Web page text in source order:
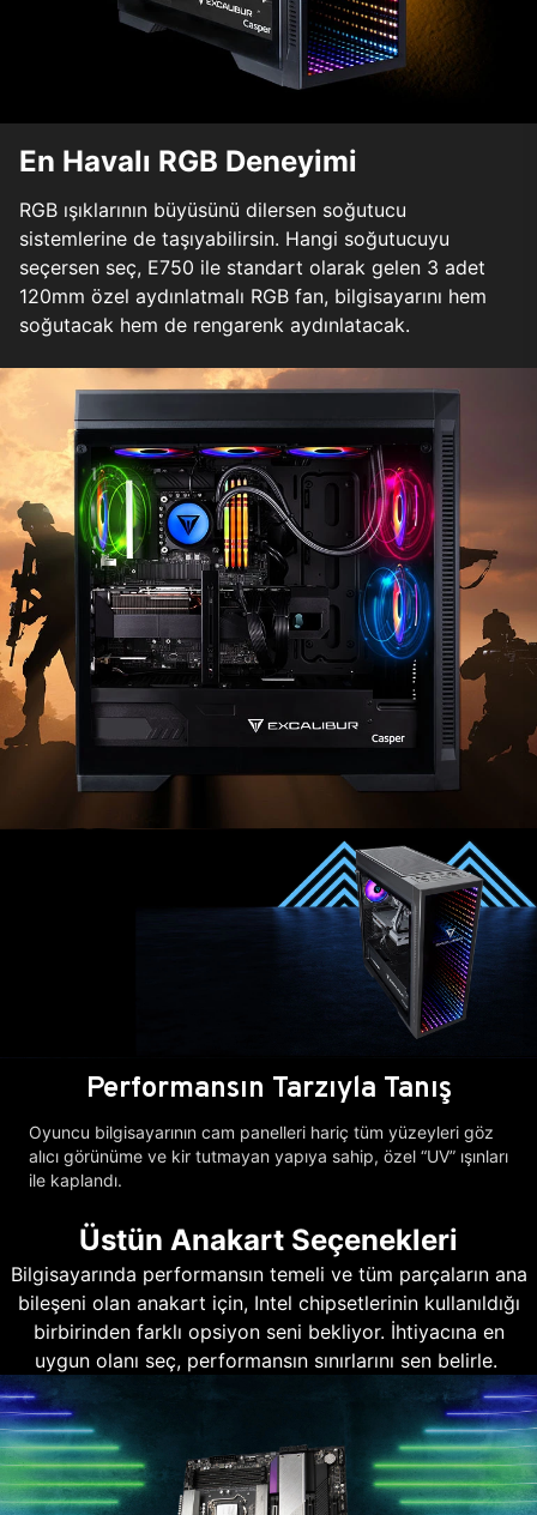
En Havalı RGB Deneyimi
RGB ışıklarının büyüsünü dilersen soğutucu
sistemlerine de taşıyabilirsin. Hangi soğutucuyu
seçersen seç, E750 ile standart olarak gelen 3 adet
120mm özel aydınlatmalı RGB fan, bilgisayarını hem
soğutacak hem de rengarenk aydınlatacak.
Performansın Tarzıyla Tanış
Oyuncu bilgisayarının cam panelleri hariç tüm yüzeyleri göz
alıcı görünüme ve kir tutmayan yapıya sahip, özel “UV” ışınları
ile kaplandı.
Üstün Anakart Seçenekleri
Bilgisayarında performansın temeli ve tüm parçaların ana
bileşeni olan anakart için, Intel chipsetlerinin kullanıldığı
birbirinden farklı opsiyon seni bekliyor. İhtiyacına en
uygun olanı seç, performansın sınırlarını sen belirle.